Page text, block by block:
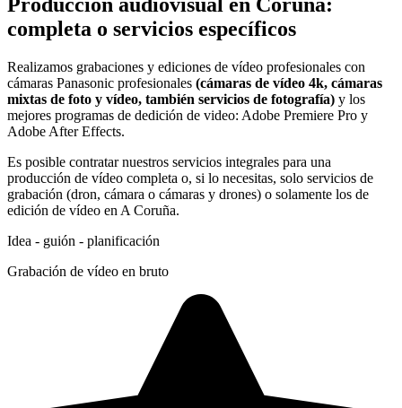
Producción audiovisual en Coruña:
completa o servicios específicos
Realizamos grabaciones y ediciones de vídeo profesionales con
cámaras Panasonic profesionales (cámaras de vídeo 4k, cámaras
mixtas de foto y vídeo, también servicios de fotografía) y los
mejores programas de dedición de video: Adobe Premiere Pro y
Adobe After Effects.
Es posible contratar nuestros servicios integrales para una
producción de vídeo completa o, si lo necesitas, solo servicios de
grabación (dron, cámara o cámaras y drones) o solamente los de
edición de vídeo en A Coruña.
Idea - guión - planificación
Grabación de vídeo en bruto